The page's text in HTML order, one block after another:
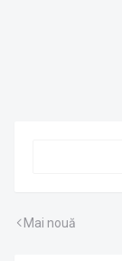
Mai nouă